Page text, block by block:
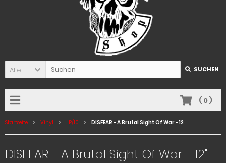
Alle SUCHEN
( 0)
Startseite Vinyl LP/10 DISFEAR - A Brutal Sight Of War - 12
DISFEAR - A Brutal Sight Of War - 12"